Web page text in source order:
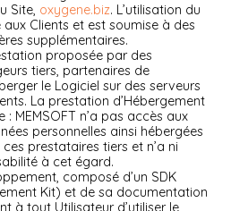
Site, oxygene.biz. L’utilisation du
Clients et est soumise à des
supplémentaires.
proposée par des
tiers, partenaires de
le Logiciel sur des serveurs
La prestation d’Hébergement
: MEMSOFT n’a pas accès aux
personnelles ainsi hébergées
prestataires tiers et n’a ni
à cet égard.
composé d’un SDK
Kit) et de sa documentation
à tout Utilisateur d’utiliser le